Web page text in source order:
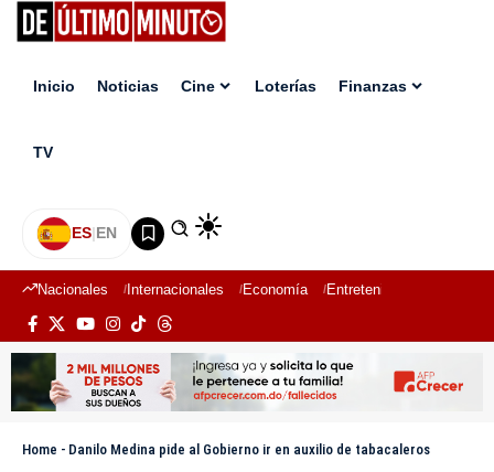
Inicio Noticias Cine Loterías Finanzas
TV
ES|EN
Nacionales Internacionales Economía Entretenimiento
Home - Danilo Medina pide al Gobierno ir en auxilio de tabacaleros